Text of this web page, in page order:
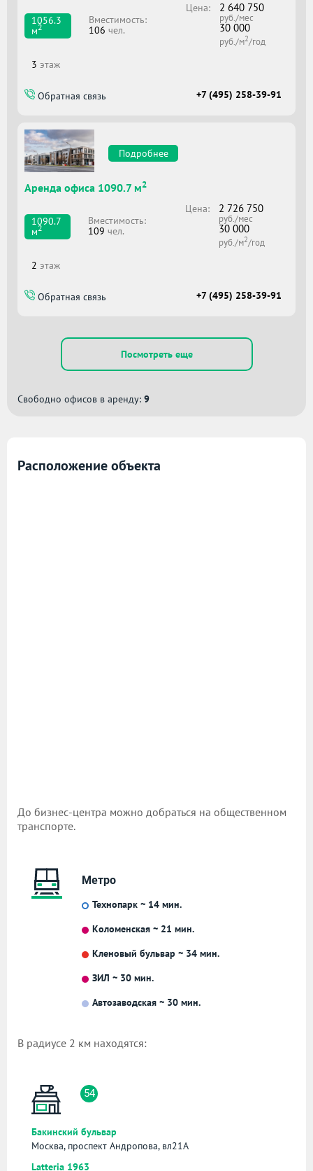
1056.3
м2
Вместимоcть:
106 чел.
Цена: 2 640 750
руб./мес
30 000
руб./м2/год
3 этаж
Обратная связь +7 (495) 258-39-91
Подробнее
Аренда офиса 1090.7 м2
1090.7
м2
Вместимоcть:
109 чел.
Цена: 2 726 750
руб./мес
30 000
руб./м2/год
2 этаж
Обратная связь +7 (495) 258-39-91
Посмотреть еще
Свободно офисов в аренду: 9
Расположение объекта
До бизнес-центра можно добраться на общественном
транспорте.
Метро
Технопарк ~ 14 мин.
Коломенская ~ 21 мин.
Кленовый бульвар ~ 34 мин.
ЗИЛ ~ 30 мин.
Автозаводская ~ 30 мин.
В радиусе 2 км находятся:
54
Бакинский бульвар
Москва, проспект Андропова, вл21А
Latteria 1963